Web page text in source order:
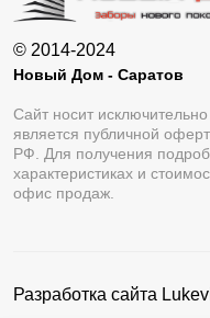
© 2014-2024
Новый Дом - Саратов
Сайт носит
является публичной
РФ. Для получения
характеристиках и
офис продаж.
Разработка сайта